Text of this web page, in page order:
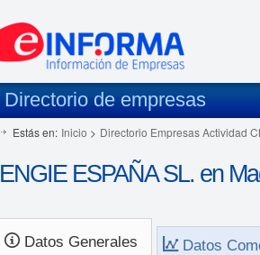
Directorio de empresas
Estás en: Inicio > Directorio Empresas Actividad
ENGIE ESPAÑA SL. en
Datos Generales Datos